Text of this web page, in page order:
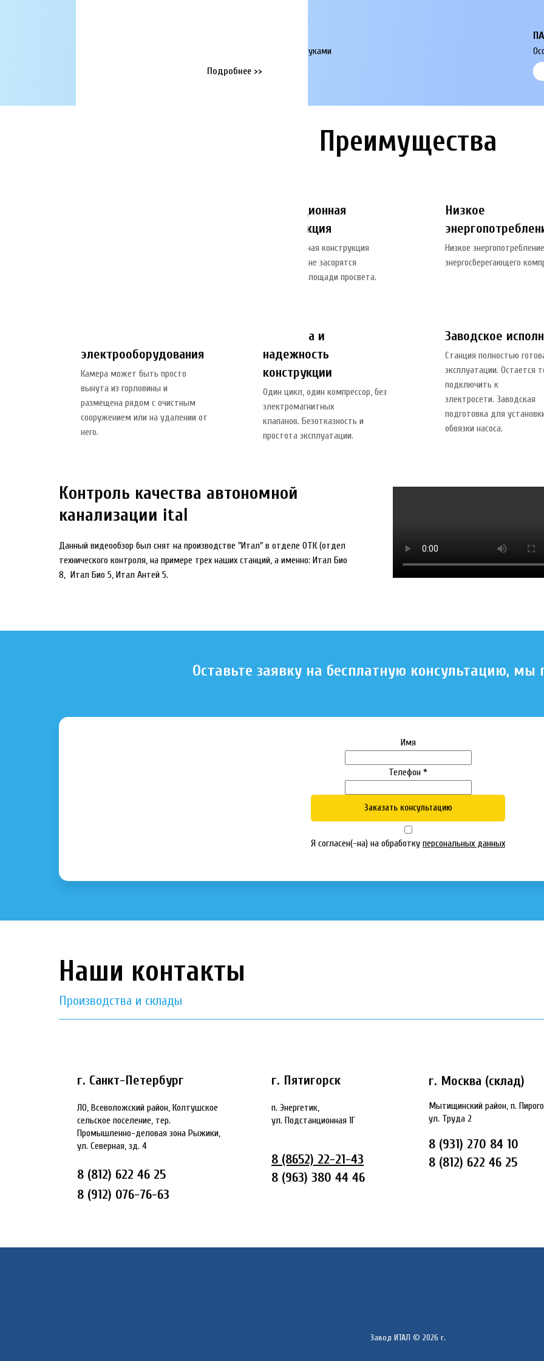
Подробнее >>
Для монтажа септика своими руками
Преимущества
Инновационная
конструкция
Инновационная конструкция
эрлифтов – не засорятся
благодаря площади просвета.
Низкое
Низкое
энергосберегающего
электрооборудования
Камера может быть просто
вынута из горловины и
размещена рядом с очистным
сооружением или на удалении от
него.
Простота и
надежность
конструкции
Один цикл, один компрессор, без
электромагнитных
клапанов. Безотказность и
простота эксплуатации.
Заводское
Станция полностью
эксплуатации. Остается
подключить к
электросети. Заводская
подготовка для
обвязки насоса.
Контроль качества автономной
канализации ital
Данный видеообзор был снят на производстве "Итал" в отделе ОТК (отдел
технического контроля, на примере трех наших станций, а именно: Итал Био
8, Итал Био 5, Итал Антей 5.
Оставьте заявку на бесплатную консультацию, мы
Имя
Телефон *
Заказать консультацию
Я согласен(-на) на обработку персональных данных
Наши контакты
Производства и склады
г. Пятигорск
п. Энергетик,
ул. Подстанционная 1Г
г. Санкт-Петербург
ЛО, Всеволожский район, Колтушское
сельское поселение, тер.
Промышленно-деловая зона Рыжики,
ул. Северная, зд. 4
8 (812) 622 46 25
8 (912) 076-76-63
8 (8652) 22-21-43
8 (963) 380 44 46
8 (931) 270 84 10
8 (812) 622 46 25
Мытищинский район, п.
ул. Труда 2
г. Москва (склад)
Завод ИТАЛ © 2026 г.